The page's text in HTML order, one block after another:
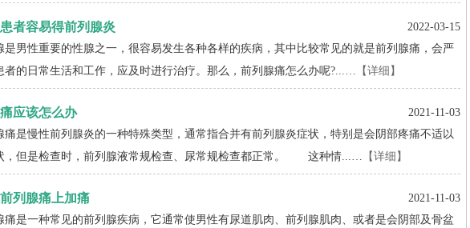
者容易得前列腺炎
2022-03-15
性重要的性腺之一，很容易发生各种各样的疾病，其中比较常见的就是前列腺痛，会严
者的日常生活和工作，应及时进行治疗。那么，前列腺痛怎么办呢?...… 【详细】
应该怎么办
2021-11-03
慢性前列腺炎的一种特殊类型，通常指合并有前列腺炎症状，特别是会阴部疼痛不适以
，但是检查时，前列腺液常规检查、尿常规检查都正常。 这种情...… 【详细】
列腺痛上加痛
2021-11-03
一种常见的前列腺疾病，它通常使男性有尿道肌肉、前列腺肌肉、或者是会阴部及骨盆